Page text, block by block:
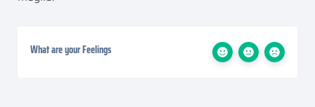
What are your Feelings